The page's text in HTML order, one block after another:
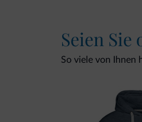
Seien
So viele von Ihnen